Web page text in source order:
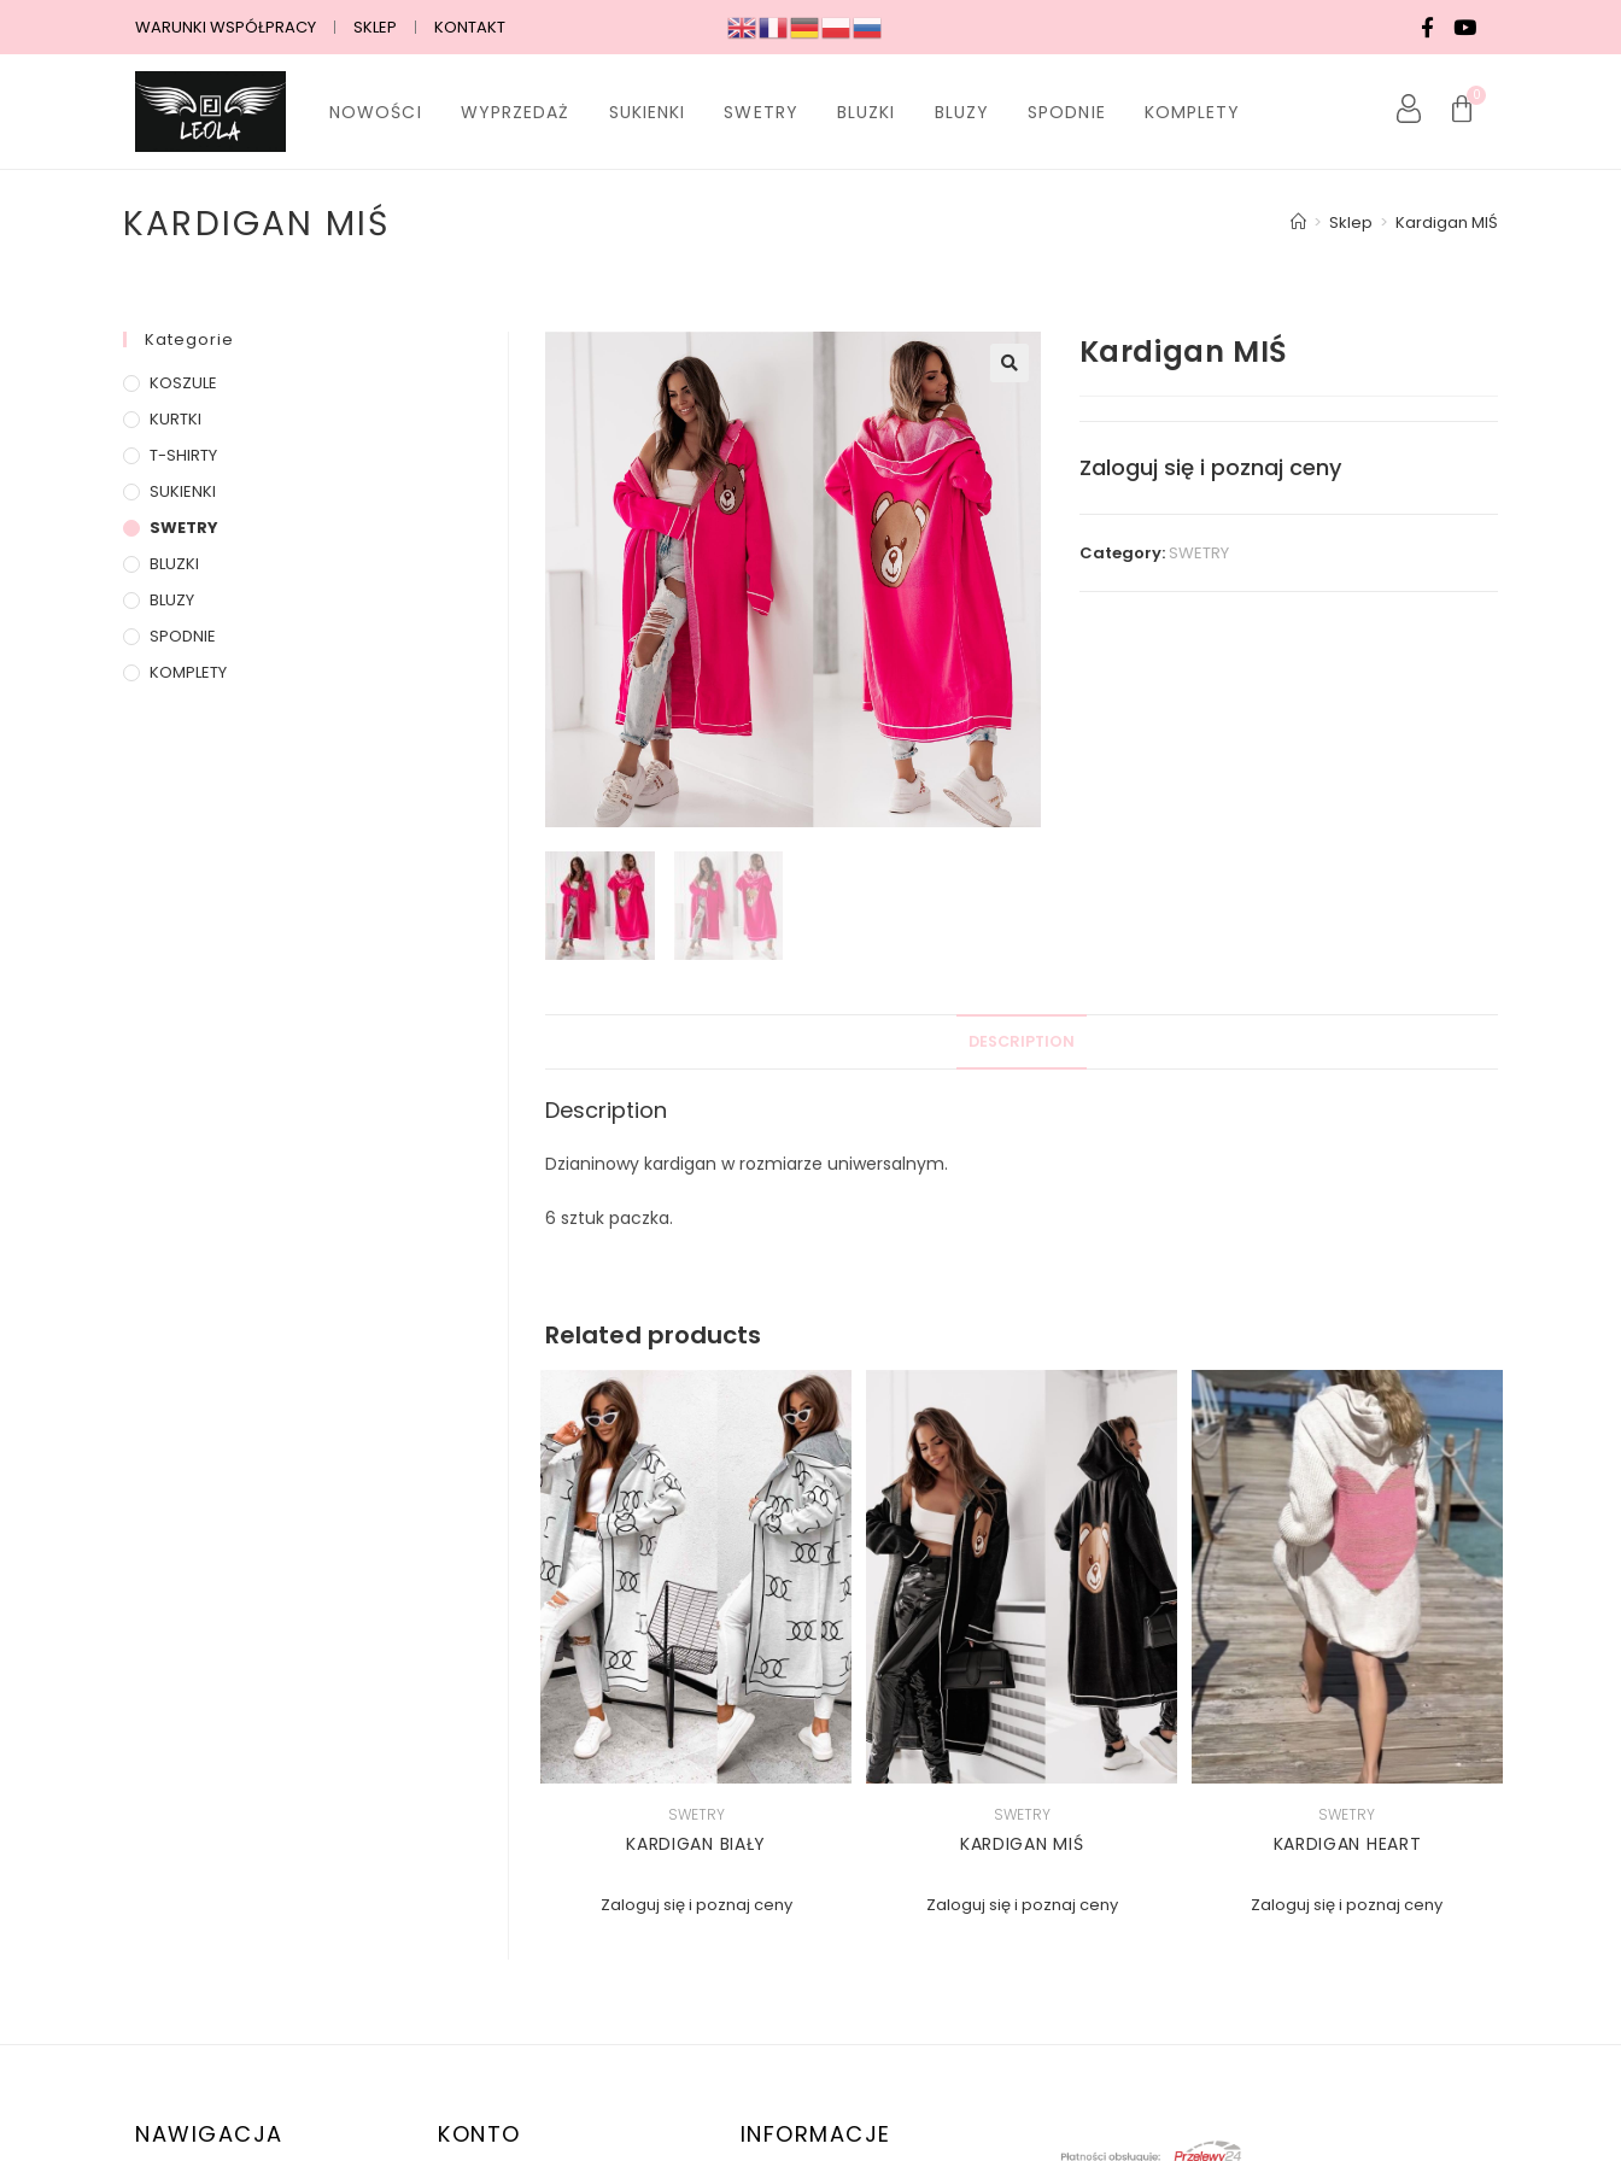
WARUNKI WSPÓŁPRACY SKLEP KONTAKT
NOWOŚCI WYPRZEDAŻ SUKIENKI SWETRY BLUZKI BLUZY SPODNIE KOMPLETY
0
KARDIGAN MIŚ > Sklep > Kardigan MIŚ
Kardigan MIŚ
Zaloguj się i poznaj ceny
Category: SWETRY
DESCRIPTION
Description
Dzianinowy kardigan w rozmiarze uniwersalnym.
6 sztuk paczka.
Related products
SWETRY
KARDIGAN BIAŁY
Zaloguj się i poznaj ceny
SWETRY
KARDIGAN MIŚ
Zaloguj się i poznaj ceny
SWETRY
KARDIGAN HEART
Zaloguj się i poznaj ceny
Kategorie
KOSZULE
KURTKI
T-SHIRTY
SUKIENKI
SWETRY
BLUZKI
BLUZY
SPODNIE
KOMPLETY
NAWIGACJA KONTO INFORMACJE